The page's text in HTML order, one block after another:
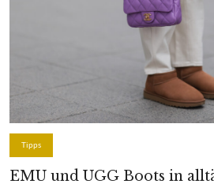
Tipps
EMU und UGG Boots in